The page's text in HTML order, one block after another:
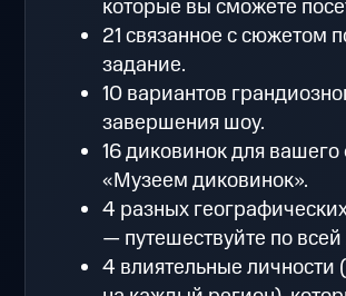
которые вы сможете
21 связанное с сюжетом
задание.
10 вариантов
завершения шоу.
16 диковинок для вашего
«Музеем диковинок».
4 разных
— путешествуйте по
4 влиятельные личности